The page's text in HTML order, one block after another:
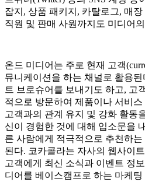
잡지, 상품 패키지, 카탈로그, 매장
직원 및 판매 사원까지도 미디어
온드 미디어는 주로 현재 고객
뮤니케이션을 하는 채널로 활용
트 브로슈어를 보내기도 하고, 고
적으로 방문하여 제품이나 서비
고객과의 관계 유지 및 강화 활동
신이 경험한 것에 대해 입소문을
른 사람에게 적극적으로 추천하
된다. 코카콜라는 자사의 웹사이
고객에게 최신 소식과 이벤트 정
디어를 베이스캠프로 하는 마케